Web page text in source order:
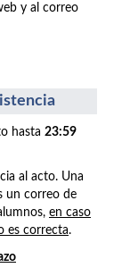
y al correo
hasta 23:59
al acto. Una
un correo de
en caso
es correcta.